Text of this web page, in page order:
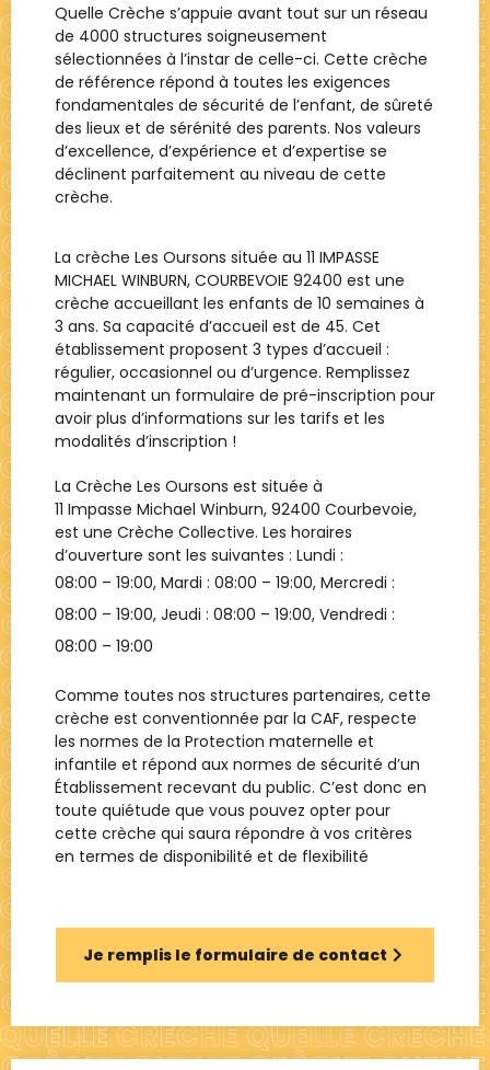
Quelle Crèche s’appuie avant tout sur un réseau
de 4000 structures soigneusement
sélectionnées à l’instar de celle-ci. Cette crèche
de référence répond à toutes les exigences
fondamentales de sécurité de l’enfant, de sûreté
des lieux et de sérénité des parents. Nos valeurs
d’excellence, d’expérience et d’expertise se
déclinent parfaitement au niveau de cette
crèche.
La crèche Les Oursons située au 11 IMPASSE
MICHAEL WINBURN, COURBEVOIE 92400 est une
crèche accueillant les enfants de 10 semaines à
3 ans. Sa capacité d’accueil est de 45. Cet
établissement proposent 3 types d’accueil :
régulier, occasionnel ou d’urgence. Remplissez
maintenant un formulaire de pré-inscription pour
avoir plus d’informations sur les tarifs et les
modalités d’inscription !
La Crèche Les Oursons est située à
11 Impasse Michael Winburn, 92400 Courbevoie,
est une Crèche Collective. Les horaires
d’ouverture sont les suivantes : Lundi :
08:00 – 19:00, Mardi : 08:00 – 19:00, Mercredi :
08:00 – 19:00, Jeudi : 08:00 – 19:00, Vendredi :
08:00 – 19:00
Comme toutes nos structures partenaires, cette
crèche est conventionnée par la CAF, respecte
les normes de la Protection maternelle et
infantile et répond aux normes de sécurité d’un
Établissement recevant du public. C’est donc en
toute quiétude que vous pouvez opter pour
cette crèche qui saura répondre à vos critères
en termes de disponibilité et de flexibilité
Je remplis le formulaire de contact